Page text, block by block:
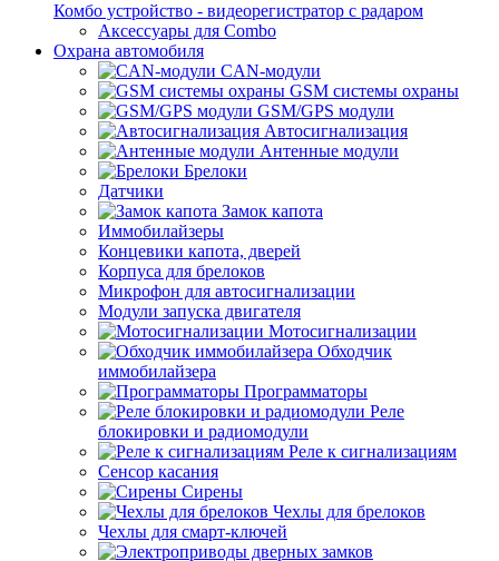
Комбо устройство - видеорегистратор с радаром
Аксессуары для Combo
Охрана автомобиля
CAN-модули
GSM системы охраны
GSM/GPS модули
Автосигнализация
Антенные модули
Брелоки
Датчики
Замок капота
Иммобилайзеры
Концевики капота, дверей
Корпуса для брелоков
Микрофон для автосигнализации
Модули запуска двигателя
Мотосигнализации
Обходчик
иммобилайзера
Программаторы
Реле
блокировки и радиомодули
Реле к сигнализациям
Сенсор касания
Сирены
Чехлы для брелоков
Чехлы для смарт-ключей